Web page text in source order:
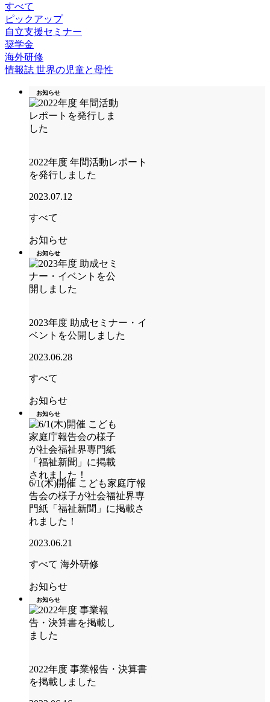
すべて
ピックアップ
自立支援セミナー
奨学金
海外研修
情報誌 世界の児童と母性
お知らせ
2022年度 年間活動レポート
を発行しました
2023.07.12
すべて
お知らせ
お知らせ
2023年度 助成セミナー・イ
ベントを公開しました
2023.06.28
すべて
お知らせ
お知らせ
6/1(木)開催 こども家庭庁報
告会の様子が社会福祉界専
門紙「福祉新聞」に掲載さ
れました！
2023.06.21
すべて 海外研修
お知らせ
お知らせ
2022年度 事業報告・決算書
を掲載しました